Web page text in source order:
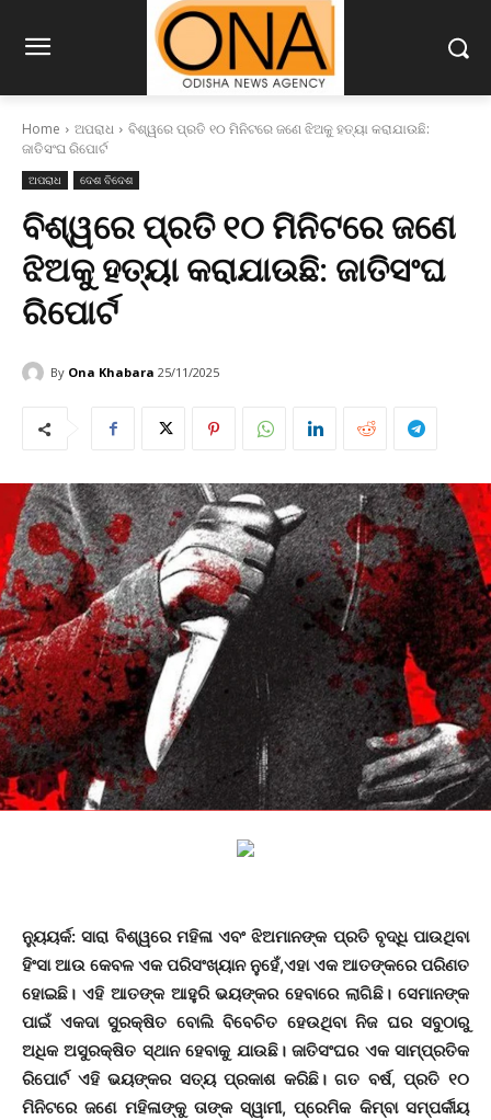
Home ଅପରାଧ
ବିଶ୍ୱରେ ପ୍ରତି ୧୦ ମିନିଟରେ ଜଣେ ଝିଅକୁ ହତ୍ୟା କରାଯାଉଛି:
ଜାତିସଂଘ ରିପୋର୍ଟ
ଅପରାଧ ଦେଶ ବିଦେଶ
ବିଶ୍ୱରେ ପ୍ରତି ୧୦ ମିନିଟରେ ଜଣେ
ଝିଅକୁ ହତ୍ୟା କରାଯାଉଛି: ଜାତିସଂଘ
ରିପୋର୍ଟ
By Ona Khabara 25/11/2025
ନ୍ୟୁୟର୍କ: ସାରା ବିଶ୍ୱରେ ମହିଳା ଏବଂ ଝିଅମାନଙ୍କ ପ୍ରତି ବୃଦ୍ଧି ପାଉଥିବା
ହିଂସା ଆଉ କେବଳ ଏକ ପରିସଂଖ୍ୟାନ ନୁହେଁ,ଏହା ଏକ ଆତଙ୍କରେ ପରିଣତ
ହୋଇଛି। ଏହି ଆତଙ୍କ ଆହୁରି ଭୟଙ୍କର ହେବାରେ ଲାଗିଛି। ସେମାନଙ୍କ
ପାଇଁ ଏକଦା ସୁରକ୍ଷିତ ବୋଲି ବିବେଚିତ ହେଉଥିବା ନିଜ ଘର ସବୁଠାରୁ
ଅଧିକ ଅସୁରକ୍ଷିତ ସ୍ଥାନ ହେବାକୁ ଯାଉଛି। ଜାତିସଂଘର ଏକ ସାମ୍ପ୍ରତିକ
ରିପୋର୍ଟ ଏହି ଭୟଙ୍କର ସତ୍ୟ ପ୍ରକାଶ କରିଛି। ଗତ ବର୍ଷ, ପ୍ରତି ୧୦
ମିନିଟରେ ଜଣେ ମହିଳାଙ୍କୁ ତାଙ୍କ ସ୍ୱାମୀ, ପ୍ରେମିକ କିମ୍ବା ସମ୍ପର୍କୀୟ